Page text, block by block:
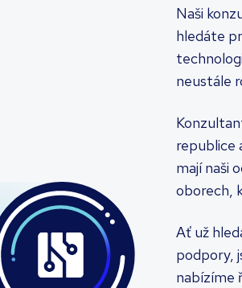
Naši
hledáte
neustále
republice
mají naši
oborech,
Ať už
podpory,
nabízíme